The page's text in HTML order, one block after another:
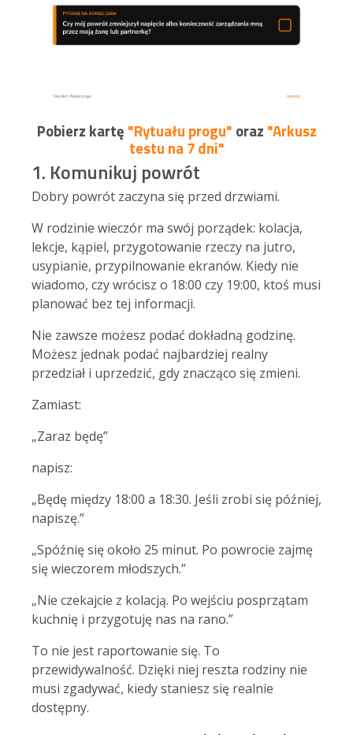
Pobierz kartę "Rytuału progu" oraz "Arkusz
testu na 7 dni"
1. Komunikuj powrót
Dobry powrót zaczyna się przed drzwiami.
W rodzinie wieczór ma swój porządek: kolacja,
lekcje, kąpiel, przygotowanie rzeczy na jutro,
usypianie, przypilnowanie ekranów. Kiedy nie
wiadomo, czy wrócisz o 18:00 czy 19:00, ktoś musi
planować bez tej informacji.
Nie zawsze możesz podać dokładną godzinę.
Możesz jednak podać najbardziej realny
przedział i uprzedzić, gdy znacząco się zmieni.
Zamiast:
„Zaraz będę”
napisz:
„Będę między 18:00 a 18:30. Jeśli zrobi się później,
napiszę.”
„Spóźnię się około 25 minut. Po powrocie zajmę
się wieczorem młodszych.”
„Nie czekajcie z kolacją. Po wejściu posprzątam
kuchnię i przygotuję nas na rano.”
To nie jest raportowanie się. To
przewidywalność. Dzięki niej reszta rodziny nie
musi zgadywać, kiedy staniesz się realnie
dostępny.